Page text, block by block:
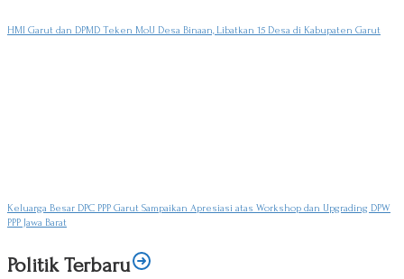
HMI Garut dan DPMD Teken MoU Desa Binaan, Libatkan 15 Desa di Kabupaten Garut
Keluarga Besar DPC PPP Garut Sampaikan Apresiasi atas Workshop dan Upgrading DPW
PPP Jawa Barat
Politik Terbaru